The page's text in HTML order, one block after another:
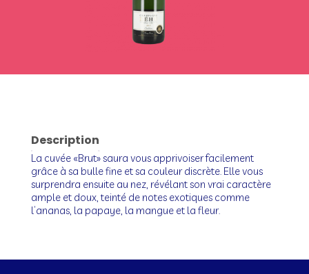
Description
La cuvée «Brut» saura vous apprivoiser facilement
grâce à sa bulle fine et sa couleur discrète. Elle vous
surprendra ensuite au nez, révélant son vrai caractère
ample et doux, teinté de notes exotiques comme
l’ananas, la papaye, la mangue et la fleur.